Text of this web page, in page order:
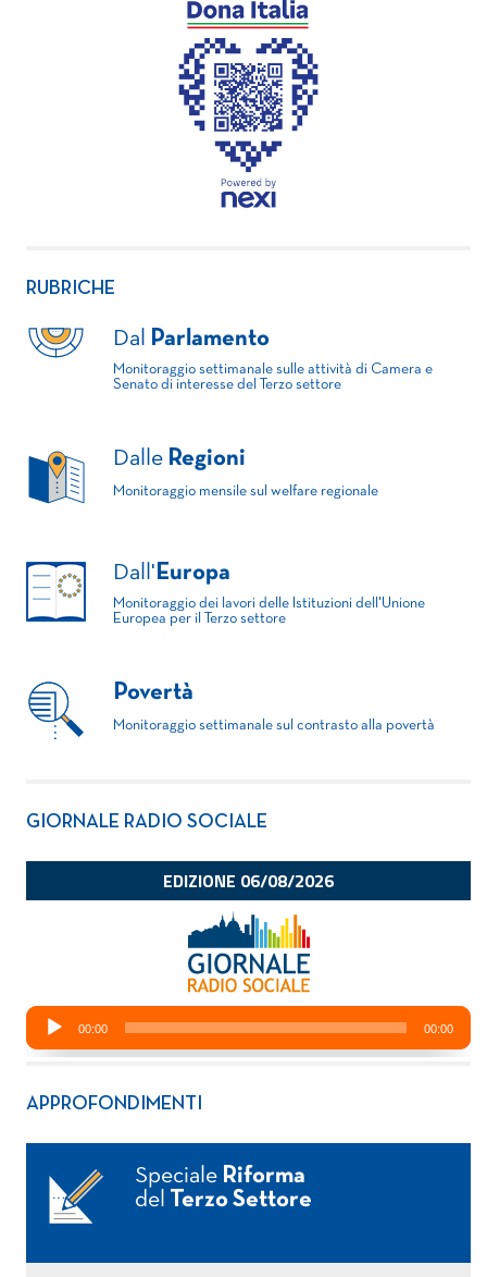
RUBRICHE
Dal Parlamento
Monitoraggio settimanale sulle attività di Camera e
Senato di interesse del Terzo settore
Dalle Regioni
Monitoraggio mensile sul welfare regionale
Dall' Europa
Monitoraggio dei lavori delle Istituzioni dell'Unione
Europea per il Terzo settore
Povertà
Monitoraggio settimanale sul contrasto alla povertà
GIORNALE RADIO SOCIALE
APPROFONDIMENTI
Speciale Riforma
del
Terzo Settore